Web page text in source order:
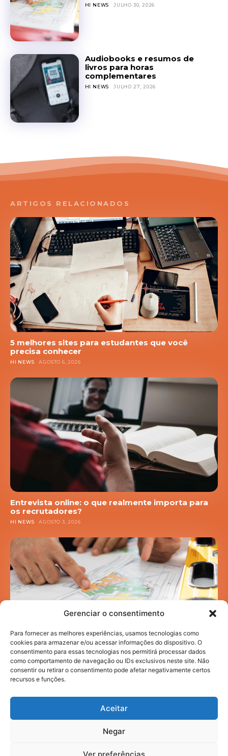
Gerenciar o consentimento
Para fornecer as melhores experiências, usamos tecnologias como
cookies para armazenar e/ou acessar informações do dispositivo. O
consentimento para essas tecnologias nos permitirá processar dados
como comportamento de navegação ou IDs exclusivos neste site. Não
consentir ou retirar o consentimento pode afetar negativamente certos
recursos e funções.
Aceitar
Negar
Ver preferências
HI NEWS JULHO 30, 2026
Audiobooks e resumos de
livros para horas
complementares
HI NEWS JULHO 27, 2026
ARTIGOS RELACIONADOS
5 melhores sites para estudantes que você
precisa conhecer
HI NEWS AGOSTO 6, 2026
Entrevista online: o que realmente importa para
os recrutadores?
HI NEWS AGOSTO 3, 2026
Mobilidade acadêmica: como a infraestrutura
urbana impacta sua rotina de estudos
HI NEWS JULHO 30, 2026
2025. todos os direitos reservados.